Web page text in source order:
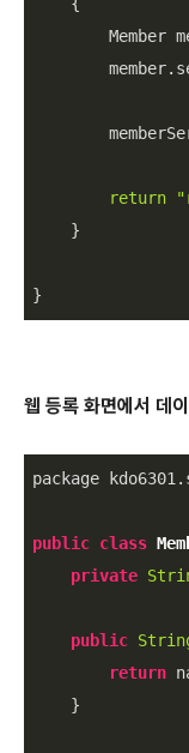
    {
Member
return
    }
}
웹 등록 화면에서 데
package
public class
private
public
return
    }